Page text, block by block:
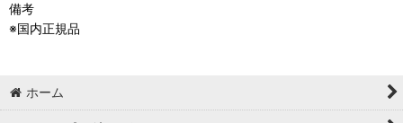
備考
※国内正規品
ホーム